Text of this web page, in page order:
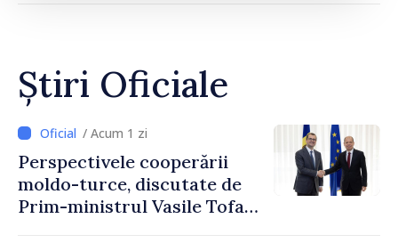
Știri Oficiale
/ Acum 1 zi
Perspectivele cooperării
moldo-turce, discutate de
Prim-ministrul Vasile Tofan